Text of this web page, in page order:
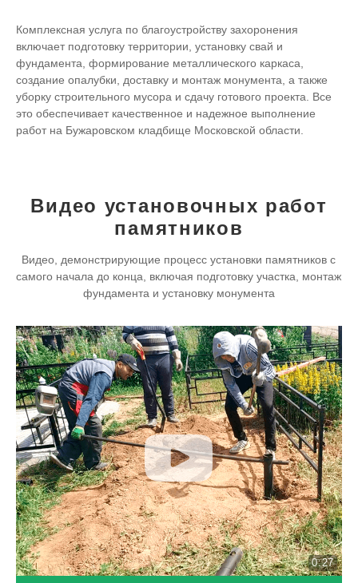
Комплексная услуга по благоустройству захоронения
включает подготовку территории, установку свай и
фундамента, формирование металлического каркаса,
создание опалубки, доставку и монтаж монумента, а также
уборку строительного мусора и сдачу готового проекта. Все
это обеспечивает качественное и надежное выполнение
работ на Бужаровском кладбище Московской области.
Видео установочных работ
памятников
Видео, демонстрирующие процесс установки памятников с
самого начала до конца, включая подготовку участка, монтаж
фундамента и установку монумента
0:27